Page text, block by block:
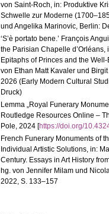
von Saint-Roch, in: Produktive
Schwelle zur Moderne
und Angelika Marinovic, Berlin:
‘S’è portato bene.’ François
the Parisian Chapelle
Epitaphs of Princes and the
von Ethan Matt Kavaler und
2026 (Early Modern Cultural
Druck)
Lemma „Royal Funerary
Routledge Resources Online –
Pole, 2024 [https://doi.org/
French Funerary Monuments of
Individual Artistic Solutions, in:
Century. Essays in Art History
hg. von Jennifer Milam und
2022, S. 133–157